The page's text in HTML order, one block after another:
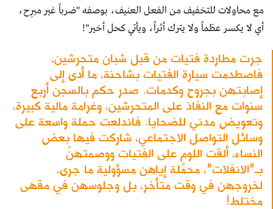
مع محاولات للتخفيف من الفعل العنيف، بوصفه "ضرباً غير مبرِح،
أي لا يكسر عظماً ولا يترك أثراً، ويأتي كحل أخير"!
جرت مطاردة فتيات من قبل شبان متحرشين،
فاصطدمت سيارة الفتيات بشاحنة، ما أدى إلى
إصابتهن بجروح وكدمات. صدر حكم بالسجن أربع
سنوات مع النفاذ على المتحرشين، وغرامة مالية كبيرة،
وتعويض مدني للضحايا. فاندلعت حملة واسعة على
وسائل التواصل الاجتماعي، شاركت فيها بعض
النساء، ألقت اللوم على الفتيات ووصمتهنّ
بـ"الانفلات"، محمِّلة إياهن مسؤولية ما جرى،
لخروجهن في وقت متأخر، بل وجلوسهن في مقهى
مختلط!